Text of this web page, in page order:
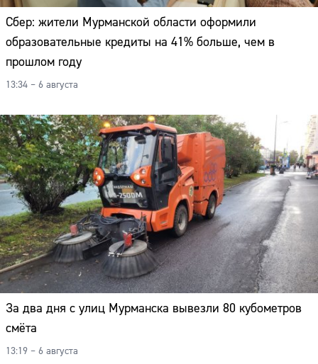
Сбер: жители Мурманской области оформили
образовательные кредиты на 41% больше, чем в
прошлом году
13:34 – 6 августа
За два дня с улиц Мурманска вывезли 80 кубометров
смёта
13:19 – 6 августа